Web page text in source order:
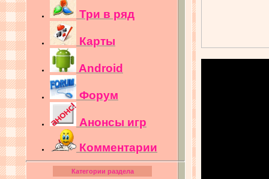
Три в ряд
Карты
Android
Форум
Анонсы игр
Комментарии
Категории раздела